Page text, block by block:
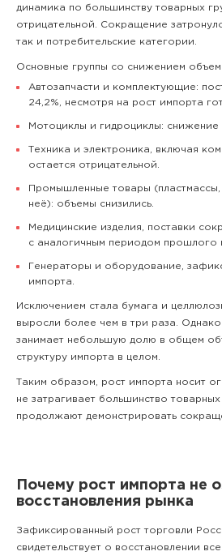
динамика по большинству товарных
отрицательной. Сокращение
так и потребительские категории.
Основные группы со снижением
Автозапчасти и комплектующие:
24,2%, несмотря на рост импорта
Мотоциклы и гидроциклы: снижение
Техника и электроника, включая
остается отрицательной.
Промышленные товары (пластмассы,
неё): объемы снизились.
Медицинские изделия, поставки
с аналогичным периодом прошлого
Генераторы и оборудование,
импорта.
Исключением стала бумага и
выросли более чем в три раза. Однако
занимает небольшую долю в общем
структуру импорта в целом.
Таким образом, рост импорта носит
не затрагивает большинство
продолжают демонстрировать
Почему рост импорта не
восстановления рынка
Зафиксированный рост торговли
свидетельствует о восстановлении